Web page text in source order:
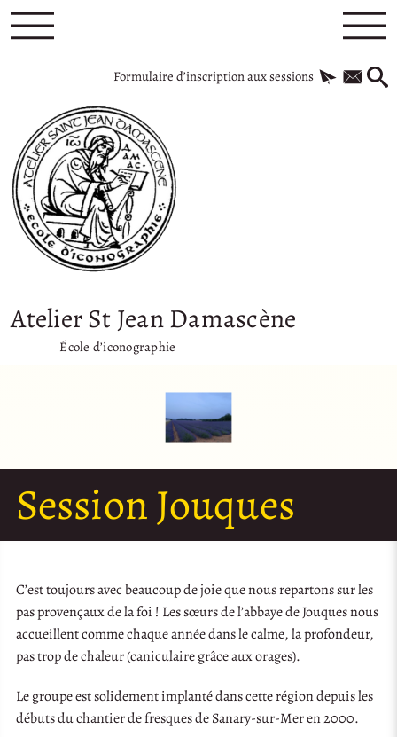
Formulaire d’inscription aux sessions
Atelier St Jean Damascène
École d’iconographie
Session Jouques
C’est toujours avec beaucoup de joie que nous repartons sur les
pas provençaux de la foi ! Les sœurs de l’abbaye de Jouques nous
accueillent comme chaque année dans le calme, la profondeur,
pas trop de chaleur (caniculaire grâce aux orages).
Le groupe est solidement implanté dans cette région depuis les
débuts du chantier de fresques de Sanary-sur-Mer en 2000.